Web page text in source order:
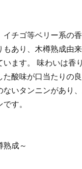
イチゴ等ベリー系の
もあり、木樽熟成由
います。 味わいは香
た酸味が口当たりの
ないタンニンがあり
す。
熟成～